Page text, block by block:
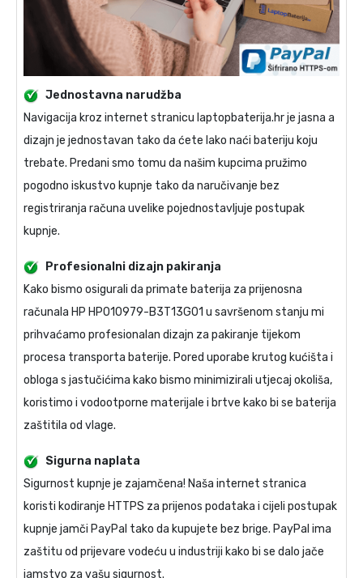
Jednostavna narudžba
Navigacija kroz internet stranicu laptopbaterija.hr je jasna a
dizajn je jednostavan tako da ćete lako naći bateriju koju
trebate. Predani smo tomu da našim kupcima pružimo
pogodno iskustvo kupnje tako da naručivanje bez
registriranja računa uvelike pojednostavljuje postupak
kupnje.
Profesionalni dizajn pakiranja
Kako bismo osigurali da primate baterija za prijenosna
računala HP HP010979-B3T13G01 u savršenom stanju mi
prihvaćamo profesionalan dizajn za pakiranje tijekom
procesa transporta baterije. Pored uporabe krutog kućišta i
obloga s jastučićima kako bismo minimizirali utjecaj okoliša,
koristimo i vodootporne materijale i brtve kako bi se baterija
zaštitila od vlage.
Sigurna naplata
Sigurnost kupnje je zajamčena! Naša internet stranica
koristi kodiranje HTTPS za prijenos podataka i cijeli postupak
kupnje jamči PayPal tako da kupujete bez brige. PayPal ima
zaštitu od prijevare vodeću u industriji kako bi se dalo jače
jamstvo za vašu sigurnost.